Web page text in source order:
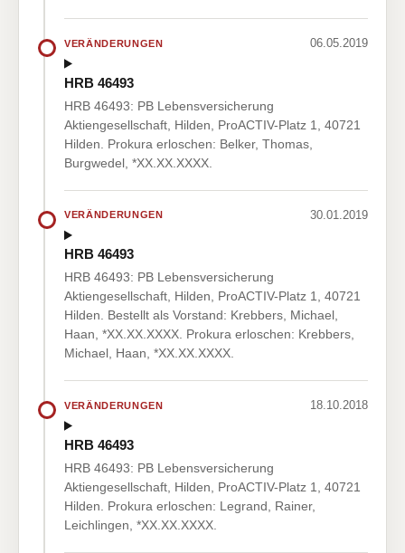
VERÄNDERUNGEN 06.05.2019
HRB 46493
HRB 46493: PB Lebensversicherung
Aktiengesellschaft, Hilden, ProACTIV-Platz 1, 40721
Hilden. Prokura erloschen: Belker, Thomas,
Burgwedel, *XX.XX.XXXX.
VERÄNDERUNGEN 30.01.2019
HRB 46493
HRB 46493: PB Lebensversicherung
Aktiengesellschaft, Hilden, ProACTIV-Platz 1, 40721
Hilden. Bestellt als Vorstand: Krebbers, Michael,
Haan, *XX.XX.XXXX. Prokura erloschen: Krebbers,
Michael, Haan, *XX.XX.XXXX.
VERÄNDERUNGEN 18.10.2018
HRB 46493
HRB 46493: PB Lebensversicherung
Aktiengesellschaft, Hilden, ProACTIV-Platz 1, 40721
Hilden. Prokura erloschen: Legrand, Rainer,
Leichlingen, *XX.XX.XXXX.